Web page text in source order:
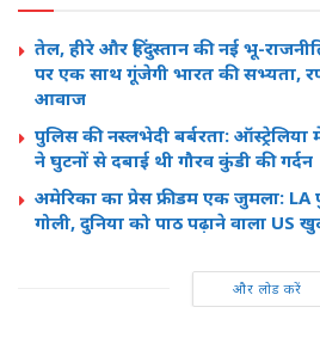
तेल, हीरे और हिंदुस्तान की नई भू-
पर एक साथ गूंजेगी भारत की सभ्यता,
आवाज
पुलिस की नस्लभेदी बर्बरता:
ने घुटनों से दबाई थी गौरव कुंडी की गर्दन
अमेरिका का प्रेस फ्रीडम एक जुमला: LA
गोली, दुनिया को पाठ पढ़ाने वाला US
और लोड करें